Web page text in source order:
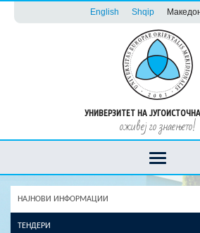
English Shqip
УНИВЕРЗИТЕТ НА
оживеј го знаењето!
НАЈНОВИ ИНФОРМАЦИИ
ТЕНДЕРИ